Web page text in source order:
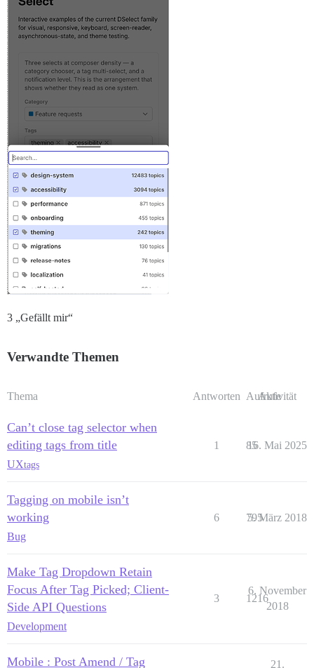
3 „Gefällt mir“
Verwandte Themen
Thema Antworten Aufrufe
Aktivität
Can’t close tag selector when
editing tags from title
UXtags
1 85
16. Mai 2025
Tagging on mobile isn’t
working
Bug
6 795
5. März 2018
Make Tag Dropdown Retain
Focus After Tag Picked; Client-
Side API Questions
Development
3 1216
6. November
2018
Mobile : Post Amend / Tag 21.